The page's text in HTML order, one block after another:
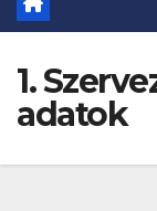
1.
adatok